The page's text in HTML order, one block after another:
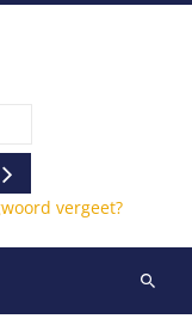
Teken
in
vergeet?
Soek